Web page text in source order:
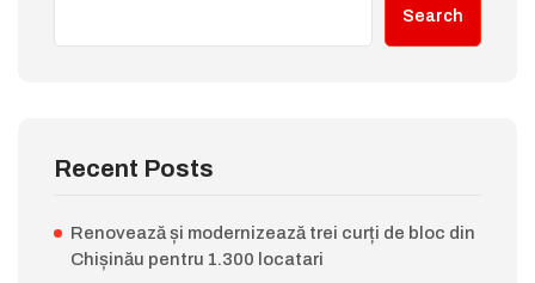
Search
Recent Posts
Renovează și modernizează trei curți de bloc din
Chișinău pentru 1.300 locatari